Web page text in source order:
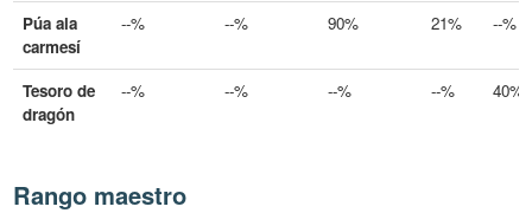
Púa ala
carmesí
--% --% 90% 21% --%
Tesoro de
dragón
--% --% --% --% 40%
Rango maestro